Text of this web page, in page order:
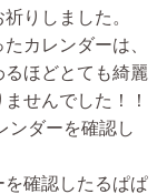
りしました。
カレンダーは、
ほどとても綺麗
せんでした！！
ンダーを確認し
を確認したるぱぱ